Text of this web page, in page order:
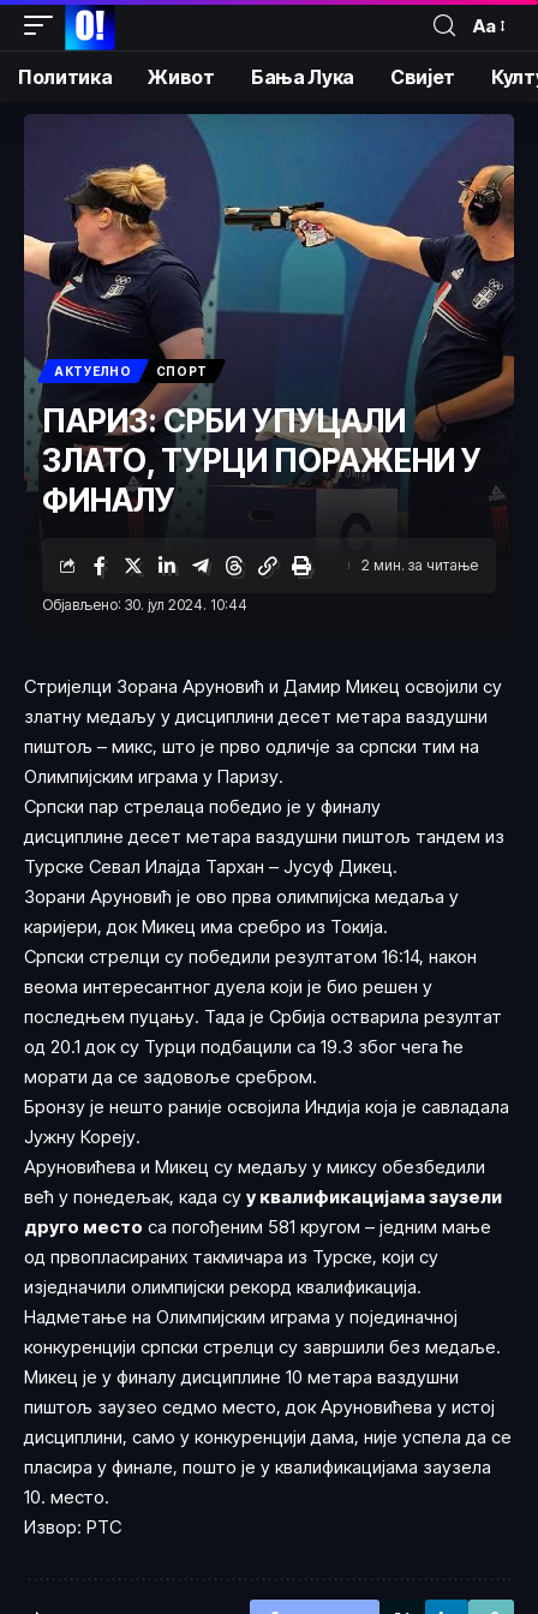
Аа
Политика Живот Бања Лука Свијет
АКТУЕЛНО СПОРТ
ПАРИЗ: СРБИ УПУЦАЛИ
ЗЛАТО, ТУРЦИ ПОРАЖЕНИ У
ФИНАЛУ
Објављено: 30. јул 2024. 10:44
2 мин. за читање
Стријелци Зорана Аруновић и Дамир Микец освојили су
златну медаљу у дисциплини десет метара ваздушни
пиштољ – микс, што је прво одличје за српски тим на
Олимпијским играма у Паризу.
Српски пар стрелаца победио је у финалу
дисциплине десет метара ваздушни пиштољ тандем из
Турске Севал Илајда Тархан – Јусуф Дикец.
Зорани Аруновић је ово прва олимпијска медаља у
каријери, док Микец има сребро из Токија.
Српски стрелци су победили резултатом 16:14, након
веома интересантног дуела који је био решен у
последњем пуцању. Тада је Србија остварила резултат
од 20.1 док су Турци подбацили са 19.3 због чега ће
морати да се задовоље сребром.
Бронзу је нешто раније освојила Индија која је савладала
Јужну Кореју.
Аруновићева и Микец су медаљу у миксу обезбедили
већ у понедељак, када су у квалификацијама заузели
друго место са погођеним 581 кругом – једним мање
од првопласираних такмичара из Турске, који су
изједначили олимпијски рекорд квалификација.
Надметање на Олимпијским играма у појединачној
конкуренцији српски стрелци су завршили без медаље.
Микец је у финалу дисциплине 10 метара ваздушни
пиштољ заузео седмо место, док Аруновићева у истој
дисциплини, само у конкуренцији дама, није успела да се
пласира у финале, пошто је у квалификацијама заузела
10. место.
Извор: РТС